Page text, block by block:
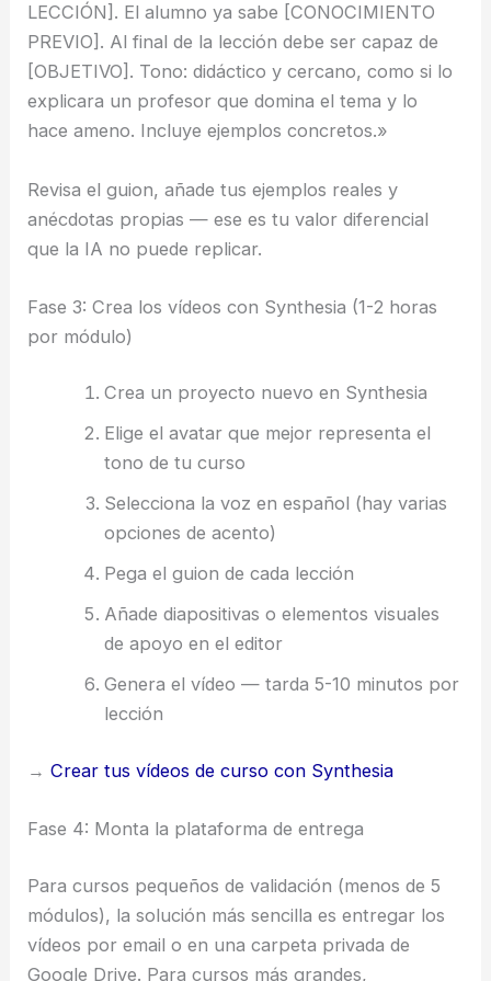
LECCIÓN]. El alumno ya sabe [CONOCIMIENTO
PREVIO]. Al final de la lección debe ser capaz de
[OBJETIVO]. Tono: didáctico y cercano, como si lo
explicara un profesor que domina el tema y lo
hace ameno. Incluye ejemplos concretos.»
Revisa el guion, añade tus ejemplos reales y
anécdotas propias — ese es tu valor diferencial
que la IA no puede replicar.
Fase 3: Crea los vídeos con Synthesia (1-2 horas
por módulo)
Crea un proyecto nuevo en Synthesia
Elige el avatar que mejor representa el
tono de tu curso
Selecciona la voz en español (hay varias
opciones de acento)
Pega el guion de cada lección
Añade diapositivas o elementos visuales
de apoyo en el editor
Genera el vídeo — tarda 5-10 minutos por
lección
→Crear tus vídeos de curso con Synthesia
Fase 4: Monta la plataforma de entrega
Para cursos pequeños de validación (menos de 5
módulos), la solución más sencilla es entregar los
vídeos por email o en una carpeta privada de
Google Drive. Para cursos más grandes,